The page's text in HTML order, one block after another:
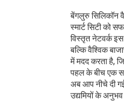
बेंगलुरु सिलिकॉन
स्मार्ट सिटी
विस्तृत नेटवर्क
बल्कि वैश्विक
में मदद करता है,
पहल के बीच एक
अब आप नीचे दी
उद्यमियों के